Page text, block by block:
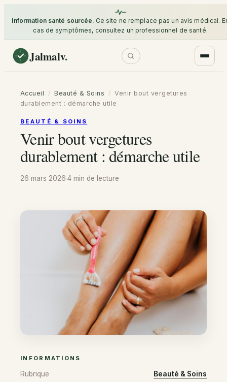
Information santé sourcée. Ce site ne remplace pas un avis médical.
cas de symptômes, consultez un professionnel de santé.
Jalmalv.
Accueil / Beauté & Soins / Venir bout vergetures
durablement : démarche utile
BEAUTÉ & SOINS
Venir bout vergetures
durablement : démarche utile
26 mars 2026·4 min de lecture
INFORMATIONS
Rubrique
Beauté & Soins